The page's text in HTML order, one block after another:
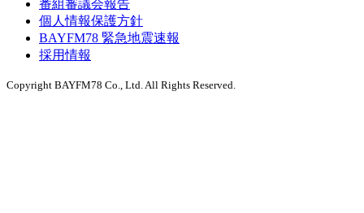
番組審議会報告
個人情報保護方針
BAYFM78 緊急地震速報
採用情報
Copyright BAYFM78 Co., Ltd. All Rights Reserved.